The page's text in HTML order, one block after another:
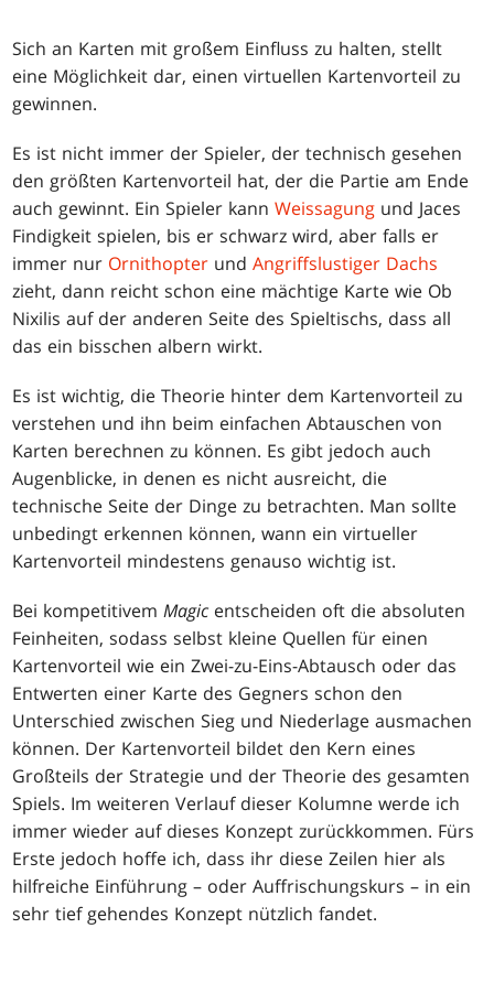
Sich an Karten mit großem Einfluss zu halten, stellt
eine Möglichkeit dar, einen virtuellen Kartenvorteil zu
gewinnen.
Es ist nicht immer der Spieler, der technisch gesehen
den größten Kartenvorteil hat, der die Partie am Ende
auch gewinnt. Ein Spieler kannWeissagung und Jaces
Findigkeit spielen, bis er schwarz wird, aber falls er
immer nur Ornithopter undAngriffslustiger Dachs
zieht, dann reicht schon eine mächtige Karte wie Ob
Nixilis auf der anderen Seite des Spieltischs, dass all
das ein bisschen albern wirkt.
Es ist wichtig, die Theorie hinter dem Kartenvorteil zu
verstehen und ihn beim einfachen Abtauschen von
Karten berechnen zu können. Es gibt jedoch auch
Augenblicke, in denen es nicht ausreicht, die
technische Seite der Dinge zu betrachten. Man sollte
unbedingt erkennen können, wann ein virtueller
Kartenvorteil mindestens genauso wichtig ist.
Bei kompetitivemMagic entscheiden oft die absoluten
Feinheiten, sodass selbst kleine Quellen für einen
Kartenvorteil wie ein Zwei-zu-Eins-Abtausch oder das
Entwerten einer Karte des Gegners schon den
Unterschied zwischen Sieg und Niederlage ausmachen
können. Der Kartenvorteil bildet den Kern eines
Großteils der Strategie und der Theorie des gesamten
Spiels. Im weiteren Verlauf dieser Kolumne werde ich
immer wieder auf dieses Konzept zurückkommen. Fürs
Erste jedoch hoffe ich, dass ihr diese Zeilen hier als
hilfreiche Einführung – oder Auffrischungskurs – in ein
sehr tief gehendes Konzept nützlich fandet.